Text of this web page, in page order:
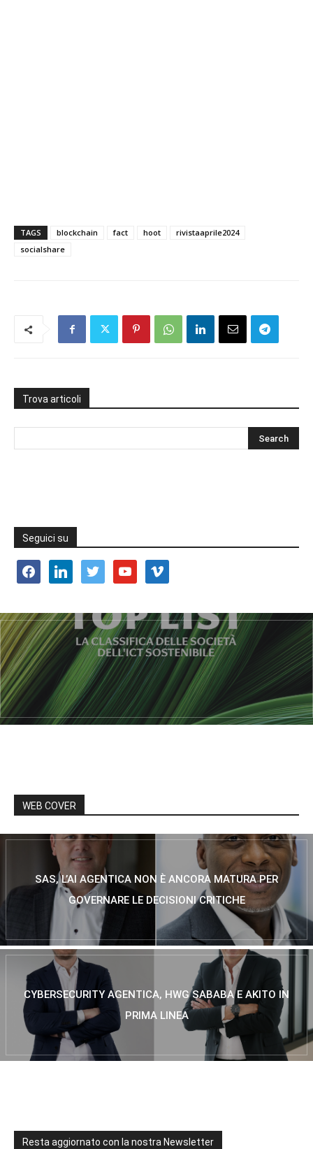
TAGS blockchain fact hoot
rivistaaprile2024
socialshare
Trova articoli
Seguici su
facebooklinkedin twitter youtube vimeo
WEB COVER
SAS, L’AI AGENTICA NON È ANCORA MATURA PER
GOVERNARE LE DECISIONI CRITICHE
CYBERSECURITY AGENTICA, HWG SABABA E AKITO IN
PRIMA LINEA
Resta aggiornato con la nostra Newsletter